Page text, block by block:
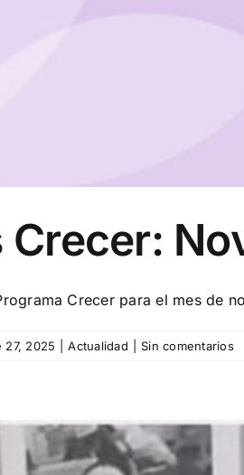
Crecer:
Crecer para el mes de
27, 2025 Actualidad Sin comentarios